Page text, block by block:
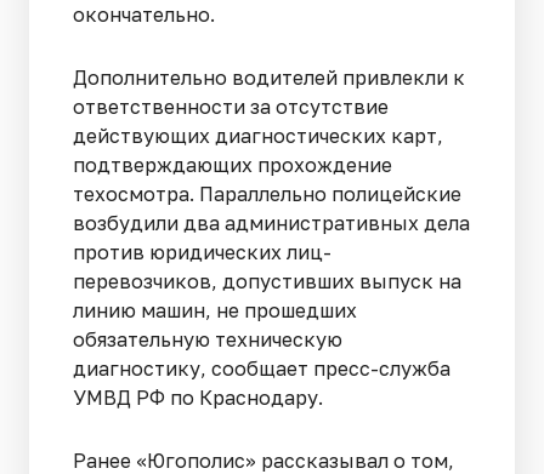
окончательно.
Дополнительно водителей привлекли к
ответственности за отсутствие
действующих диагностических карт,
подтверждающих прохождение
техосмотра. Параллельно полицейские
возбудили два административных дела
против юридических лиц-
перевозчиков, допустивших выпуск на
линию машин, не прошедших
обязательную техническую
диагностику, сообщает пресс-служба
УМВД РФ по Краснодару.
Ранее «Югополис» рассказывал о том,